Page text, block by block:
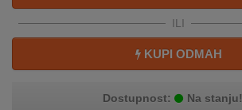
NAMA
ILI
KUPI ODMAH
Dostupnost: Na stanju!